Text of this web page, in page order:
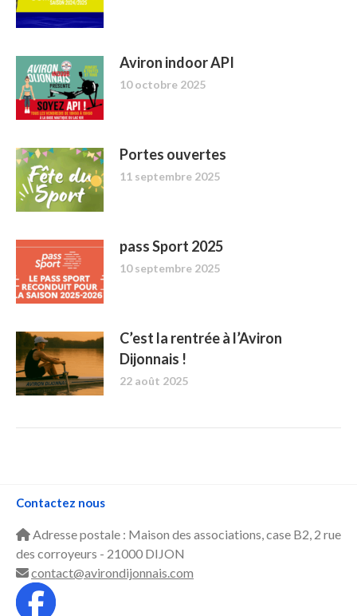
Aviron indoor API
10 octobre 2025
Portes ouvertes
11 septembre 2025
pass Sport 2025
10 septembre 2025
C’est la rentrée à l’Aviron
Dijonnais !
22 août 2025
Contactez nous
Adresse postale : Maison des associations, case B2, 2 rue
des corroyeurs - 21000 DIJON
contact@avirondijonnais.com